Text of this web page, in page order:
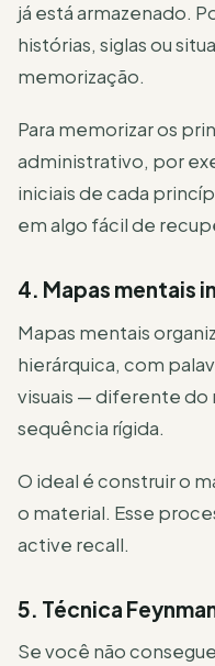
já está armazenado.
histórias, siglas ou
memorização.
Para memorizar os
administrativo, por
iniciais de cada
em algo fácil de
4. Mapas mentais
Mapas mentais
hierárquica, com
visuais — diferente do
sequência rígida.
O ideal é construir o
o material. Esse
active recall.
5. Técnica
Se você não